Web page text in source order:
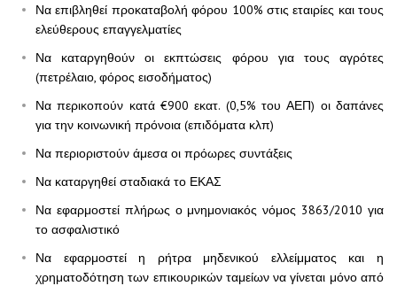
Να επιβληθεί προκαταβολή φόρου 100% στις εταιρίες και τους
ελεύθερους επαγγελματίες
Να καταργηθούν οι εκπτώσεις φόρου για τους αγρότες
(πετρέλαιο, φόρος εισοδήματος)
Να περικοπούν κατά €900 εκατ. (0,5% του ΑΕΠ) οι δαπάνες
για την κοινωνική πρόνοια (επιδόματα κλπ)
Να περιοριστούν άμεσα οι πρόωρες συντάξεις
Να καταργηθεί σταδιακά το ΕΚΑΣ
Να εφαρμοστεί πλήρως ο μνημονιακός νόμος 3863/2010 για
το ασφαλιστικό
Να εφαρμοστεί η ρήτρα μηδενικού ελλείμματος και η
χρηματοδότηση των επικουρικών ταμείων να γίνεται μόνο από